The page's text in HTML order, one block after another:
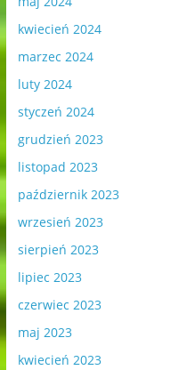
kwiecień 2024
marzec 2024
luty 2024
styczeń 2024
grudzień 2023
listopad 2023
październik 2023
wrzesień 2023
sierpień 2023
lipiec 2023
czerwiec 2023
maj 2023
kwiecień 2023